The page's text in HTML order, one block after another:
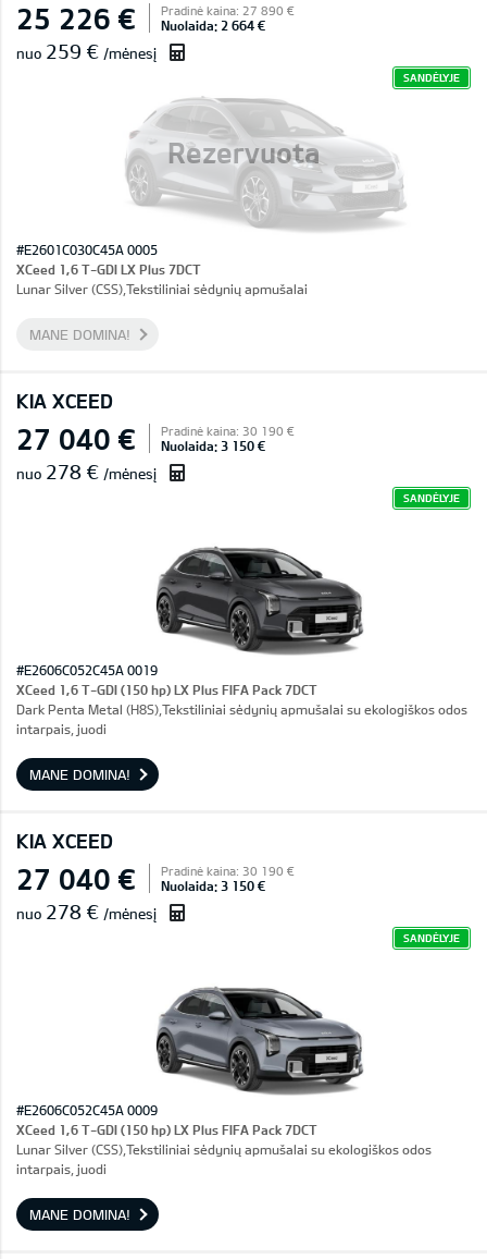
Rezervuota
25 226 € Pradinė kaina: 27 890 €
Nuolaida: 2 664 €
nuo 259 € /mėnesį
SANDĖLYJE
#E2601C030C45A 0005
XCeed 1,6 T-GDI LX Plus 7DCT
Lunar Silver (CSS),Tekstiliniai sėdynių apmušalai
MANE DOMINA!
KIA XCEED
27 040 € Pradinė kaina: 30 190 €
Nuolaida: 3 150 €
nuo 278 € /mėnesį
SANDĖLYJE
#E2606C052C45A 0019
XCeed 1,6 T-GDI (150 hp) LX Plus FIFA Pack 7DCT
Dark Penta Metal (H8S),Tekstiliniai sėdynių apmušalai su ekologiškos odos
intarpais, juodi
MANE DOMINA!
KIA XCEED
27 040 € Pradinė kaina: 30 190 €
Nuolaida: 3 150 €
nuo 278 € /mėnesį
SANDĖLYJE
#E2606C052C45A 0009
XCeed 1,6 T-GDI (150 hp) LX Plus FIFA Pack 7DCT
Lunar Silver (CSS),Tekstiliniai sėdynių apmušalai su ekologiškos odos
intarpais, juodi
MANE DOMINA!